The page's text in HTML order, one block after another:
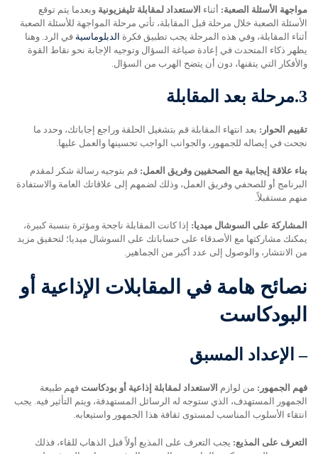
مواجهة الأسئلة الصعبة: أثناء الاستعداد لمقابلة تليفزيونية وبعدما يتم توقع
الأسئلة الصعبة خلال مرحلة قبل المقابلة، تأتي مرحلة المواجهة للأسئلة الصعبة
أثناء المقابلة، وفي هذه المرحلة يجب تطبيق فكرة الدبلوماسية في الرد. وهنا
يظهر ذكاء المتحدث في إعادة صياغة السؤال وتوجيه الإجابة نحو نقاط القوة
والأفكار التي يتقنها، دون أن يتضح الهرب من السؤال.
3. مرحلة بعد المقابلة
تقييم الحوار: بعد انتهاء المقابلة قم بتشغيل الحلقة وراجع إجاباتك، وحدد ما
نجحت في إيصاله للجمهور، والجوانب الواجب تحسينها والعمل عليها.
بناء علاقة إيجابية مع الصحفيين وفريق العمل: قم بتوجيه رسالة شكر لمقدم
البرنامج أو للصحفي وفريق العمل، وذلك لضمهم إلى علاقاتك العامة والاستفادة
منهم مستقبلاً.
المشاركة على السوشال ميديا: إذا كانت المقابلة ناجحة ومؤثرة بنسبة كبيرة،
يمكنك مشاركتها مع الأصدقاء على حساباتك على السوشال ميديا؛ لتحقيق مزيد
من الانتشار، والوصول إلى عدد أكبر من الجماهير.
نصائح هامة في المقابلات الإذاعية أو
البودكاست
– الإعداد المسبق
فهم الجمهور: من لوازم الاستعداد لمقابلة إذاعية أو بودكاست فهم طبيعة
الجمهور المستهدف، الذي ستوجه له الرسائل المستهدفة، ويتم التأثير فيه. يجب
انتقاء الأسلوب المناسب لمستوى ثقافة هذا الجمهور واستيعابه.
التعرف على المذيع: يجب التعرف على المذيع أولاً قبل الذهاب للقاء، فذلك